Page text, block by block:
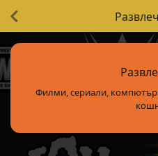
Филми, сериали,